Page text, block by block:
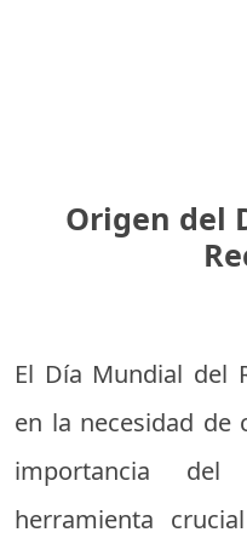
Origen del
El Día Mundial del
en la necesidad de
importancia
herramienta